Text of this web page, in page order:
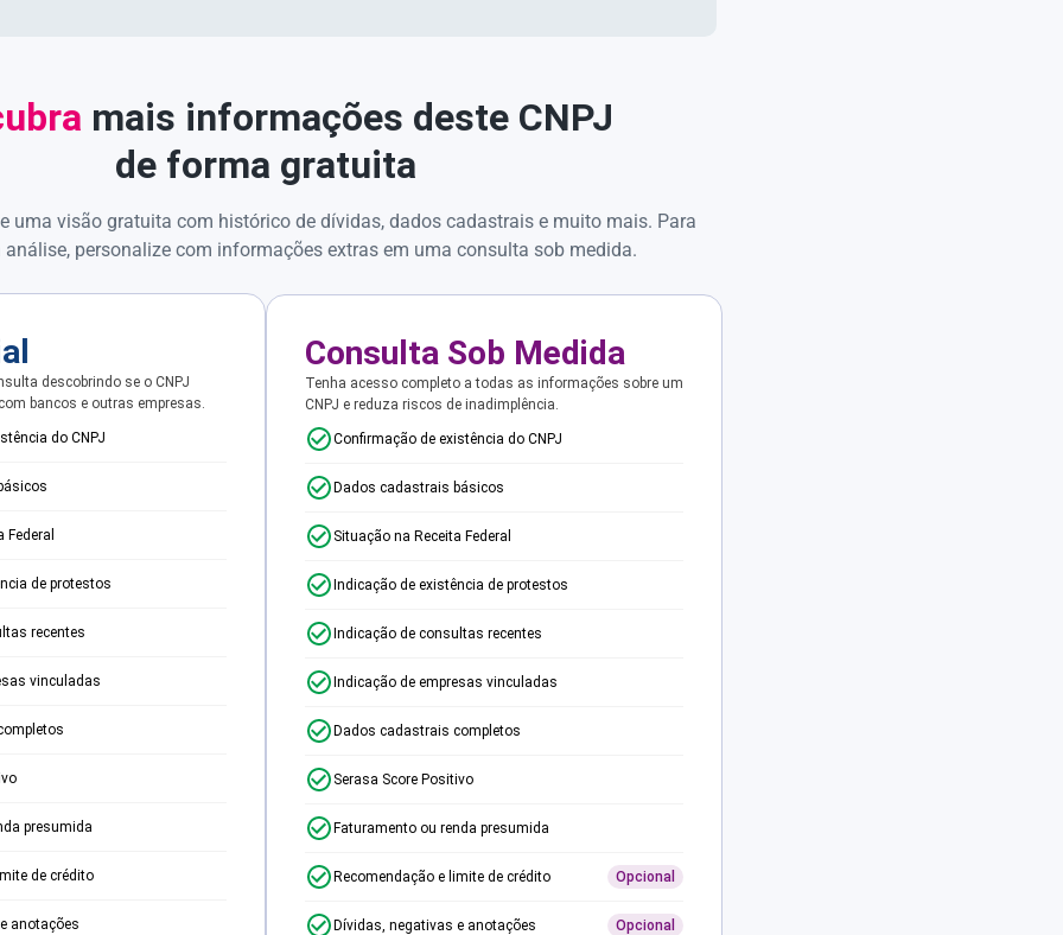
mais informações deste CNPJ
de forma gratuita
uma visão gratuita com histórico de dívidas, dados cadastrais e muito mais. Para
personalize com informações extras em uma consulta sob medida.
descobrindo se o CNPJ
bancos e outras empresas.
do CNPJ
Federal
de protestos
recentes
vinculadas
presumida
de crédito
anotações
Consulta Sob Medida
Tenha acesso completo a todas as informações sobre um
CNPJ e reduza riscos de inadimplência.
Confirmação de existência do CNPJ
Dados cadastrais básicos
Situação na Receita Federal
Indicação de existência de protestos
Indicação de consultas recentes
Indicação de empresas vinculadas
Dados cadastrais completos
Serasa Score Positivo
Faturamento ou renda presumida
Recomendação e limite de crédito Opcional
Dívidas, negativas e anotações Opcional